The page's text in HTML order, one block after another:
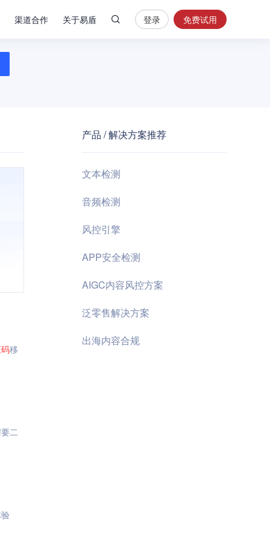
渠道合作 关于易盾
安
全
控
登录 免费试用
移
二
产品 / 解决方案推荐
文本检测
音频检测
风控引擎
APP安全检测
AIGC内容风控方案
泛零售解决方案
出海内容合规